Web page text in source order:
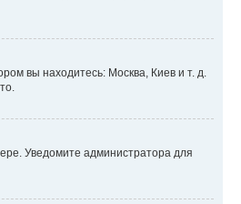
вы находитесь: Москва, Киев и т. д.
Уведомите администратора для